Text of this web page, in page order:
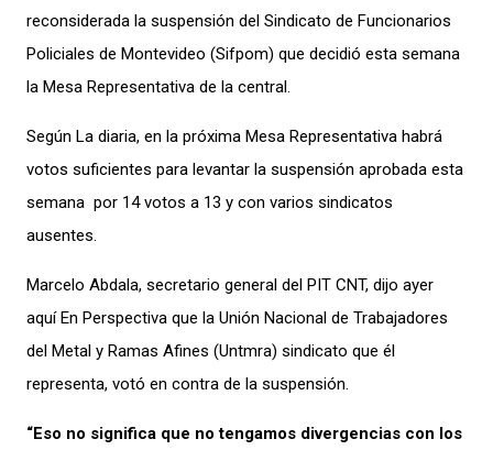
reconsiderada la suspensión del Sindicato de Funcionarios
Policiales de Montevideo (Sifpom) que decidió esta semana
la Mesa Representativa de la central.
Según La diaria, en la próxima Mesa Representativa habrá
votos suficientes para levantar la suspensión aprobada esta
semana por 14 votos a 13 y con varios sindicatos
ausentes.
Marcelo Abdala, secretario general del PIT CNT, dijo ayer
aquí En Perspectiva que la Unión Nacional de Trabajadores
del Metal y Ramas Afines (Untmra) sindicato que él
representa, votó en contra de la suspensión.
“Eso no significa que no tengamos divergencias con los